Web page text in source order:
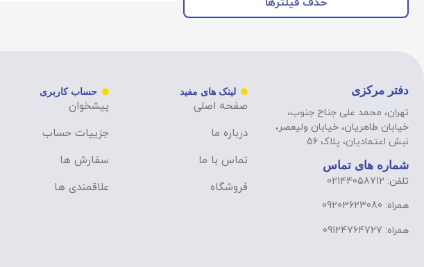
دفتر مرکزی
تهران، محمد علی جناح جنوب،
خیابان طاهریان، خیابان ولیعصر،
نبش اعتمادیان، پلاک 56
شماره های تماس
تلفن: 02144058712
همراه: 09203623080
همراه: 09124764727
لینک های مفید
صفحه اصلی
درباره ما
تماس با ما
فروشگاه
حساب کاربری
پیشخوان
جزییات حساب
سفارش ها
علاقمندی ها